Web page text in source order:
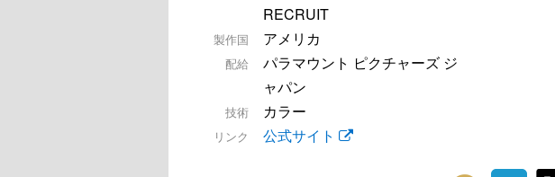
RECRUIT
製作国 アメリカ
配給
パラマウント ピクチャーズ ジ
ャパン
技術 カラー
リンク 公式サイト